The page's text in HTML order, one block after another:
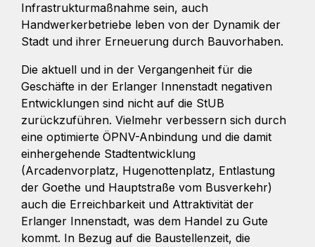
Infrastrukturmaßnahme sein, auch
Handwerkerbetriebe leben von der Dynamik der
Stadt und ihrer Erneuerung durch Bauvorhaben.
Die aktuell und in der Vergangenheit für die
Geschäfte in der Erlanger Innenstadt negativen
Entwicklungen sind nicht auf die StUB
zurückzuführen. Vielmehr verbessern sich durch
eine optimierte ÖPNV-Anbindung und die damit
einhergehende Stadtentwicklung
(Arcadenvorplatz, Hugenottenplatz, Entlastung
der Goethe und Hauptstraße vom Busverkehr)
auch die Erreichbarkeit und Attraktivität der
Erlanger Innenstadt, was dem Handel zu Gute
kommt. In Bezug auf die Baustellenzeit, die